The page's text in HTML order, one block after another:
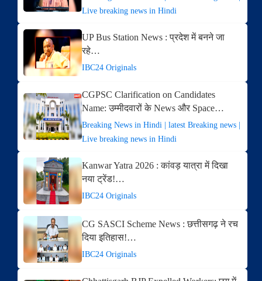
Live breaking news in Hindi
UP Bus Station News : प्रदेश में बनने जा
रहे…
IBC24 Originals
CGPSC Clarification on Candidates
Name: उम्मीदवारों के News और Space…
Breaking News in Hindi | latest Breaking news |
Live breaking news in Hindi
Kanwar Yatra 2026 : कांवड़ यात्रा में दिखा
नया ट्रेंड!…
IBC24 Originals
CG SASCI Scheme News : छत्तीसगढ़ ने रच
दिया इतिहास!…
IBC24 Originals